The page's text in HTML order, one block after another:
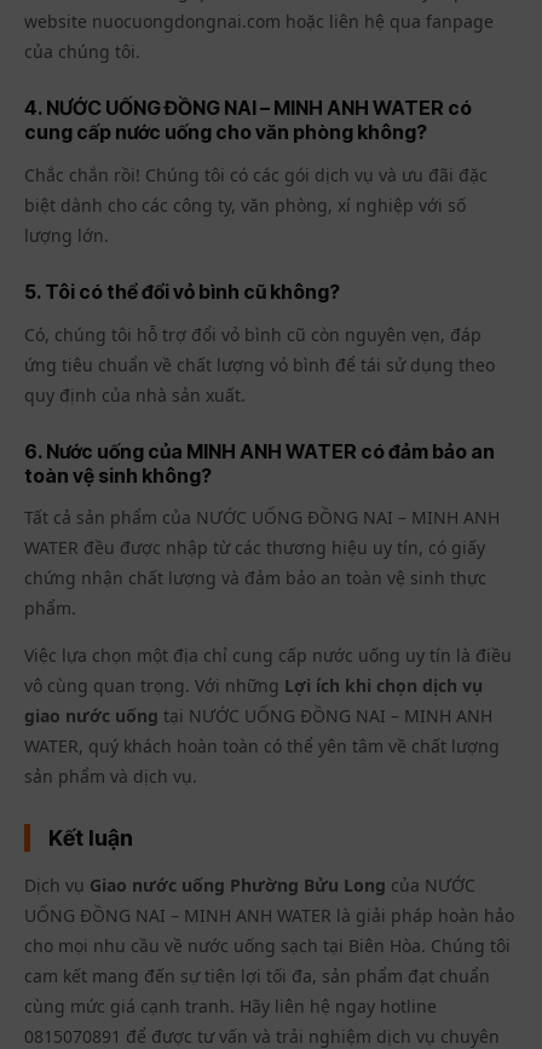
website nuocuongdongnai.com hoặc liên hệ qua fanpage
của chúng tôi.
4. NƯỚC UỐNG ĐỒNG NAI – MINH ANH WATER có
cung cấp nước uống cho văn phòng không?
Chắc chắn rồi! Chúng tôi có các gói dịch vụ và ưu đãi đặc
biệt dành cho các công ty, văn phòng, xí nghiệp với số
lượng lớn.
5. Tôi có thể đổi vỏ bình cũ không?
Có, chúng tôi hỗ trợ đổi vỏ bình cũ còn nguyên vẹn, đáp
ứng tiêu chuẩn về chất lượng vỏ bình để tái sử dụng theo
quy định của nhà sản xuất.
6. Nước uống của MINH ANH WATER có đảm bảo an
toàn vệ sinh không?
Tất cả sản phẩm của NƯỚC UỐNG ĐỒNG NAI – MINH ANH
WATER đều được nhập từ các thương hiệu uy tín, có giấy
chứng nhận chất lượng và đảm bảo an toàn vệ sinh thực
phẩm.
Việc lựa chọn một địa chỉ cung cấp nước uống uy tín là điều
vô cùng quan trọng. Với những Lợi ích khi chọn dịch vụ
giao nước uống tại NƯỚC UỐNG ĐỒNG NAI – MINH ANH
WATER, quý khách hoàn toàn có thể yên tâm về chất lượng
sản phẩm và dịch vụ.
Kết luận
Dịch vụ Giao nước uống Phường Bửu Long của NƯỚC
UỐNG ĐỒNG NAI – MINH ANH WATER là giải pháp hoàn hảo
cho mọi nhu cầu về nước uống sạch tại Biên Hòa. Chúng tôi
cam kết mang đến sự tiện lợi tối đa, sản phẩm đạt chuẩn
cùng mức giá cạnh tranh. Hãy liên hệ ngay hotline
0815070891 để được tư vấn và trải nghiệm dịch vụ chuyên